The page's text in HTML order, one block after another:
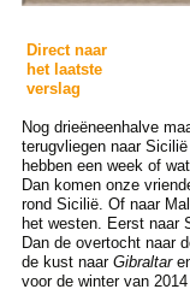
Direct naar
het laatste
verslag
Nog drieëneenhalve
terugvliegen naar
hebben een week of
Dan komen onze
rond Sicilië. Of naar
het westen. Eerst naar
Dan de overtocht naar
de kust naar Gibraltar
voor de winter van